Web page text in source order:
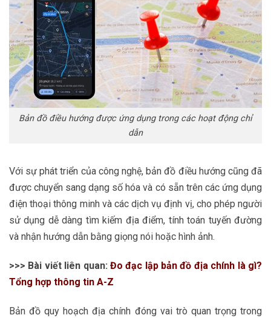
Bản đồ điều hướng được ứng dụng trong các hoạt động chỉ
dẫn
Với sự phát triển của công nghệ, bản đồ điều hướng cũng đã
được chuyển sang dạng số hóa và có sẵn trên các ứng dụng
điện thoại thông minh và các dịch vụ định vị, cho phép người
sử dụng dễ dàng tìm kiếm địa điểm, tính toán tuyến đường
và nhận hướng dẫn bằng giọng nói hoặc hình ảnh.
>>> Bài viết liên quan: Đo đạc lập bản đồ địa chính là gì?
Tổng hợp thông tin A-Z
Bản đồ quy hoạch địa chính đóng vai trò quan trọng trong